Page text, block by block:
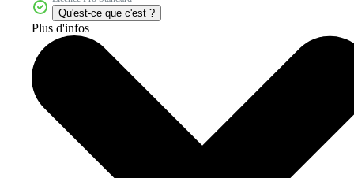
Qu'est-ce que c'est ?
Plus d'infos